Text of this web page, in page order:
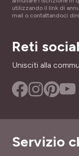
NOME COMUNE
Santoreggia
PROFUMO
Profumo leggero
Cuscino
96201
ALTEZZA A
INTERESSE
LARGHEZZA ADULTA
40 cm
utilizzando il link di
mail o contattandoci
Reti
Unisciti alla
Servizio